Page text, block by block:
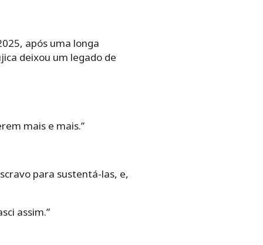
após uma longa
deixou um legado de
mais e mais.”
para sustentá-las, e,
assim.”